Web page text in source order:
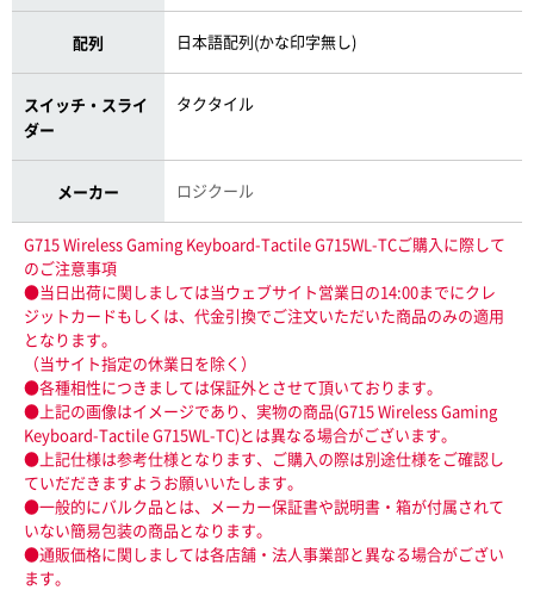
配列 日本語配列(かな印字無し)
スイッチ・スライ
ダー
タクタイル
メーカー ロジクール
G715 Wireless Gaming Keyboard-Tactile G715WL-TCご購入に際して
のご注意事項
●当日出荷に関しましては当ウェブサイト営業日の14:00までにクレ
ジットカードもしくは、代金引換でご注文いただいた商品のみの適用
となります。
（当サイト指定の休業日を除く）
●各種相性につきましては保証外とさせて頂いております。
●上記の画像はイメージであり、実物の商品(G715 Wireless Gaming
Keyboard-Tactile G715WL-TC)とは異なる場合がございます。
●上記仕様は参考仕様となります、ご購入の際は別途仕様をご確認し
ていだだきますようお願いいたします。
●一般的にバルク品とは、メーカー保証書や説明書・箱が付属されて
いない簡易包装の商品となります。
●通販価格に関しましては各店舗・法人事業部と異なる場合がござい
ます。